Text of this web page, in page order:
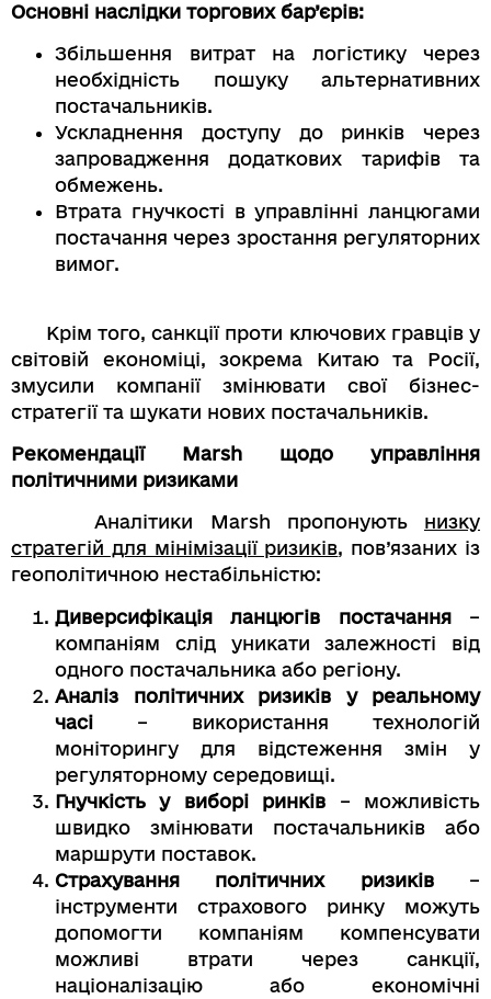
Основні наслідки торгових бар’єрів:
Збільшення витрат на логістику через
необхідність пошуку альтернативних
постачальників.
Ускладнення доступу до ринків через
запровадження додаткових тарифів та
обмежень.
Втрата гнучкості в управлінні ланцюгами
постачання через зростання регуляторних
вимог.
Крім того, санкції проти ключових гравців у
світовій економіці, зокрема Китаю та Росії,
змусили компанії змінювати свої бізнес-
стратегії та шукати нових постачальників.
Рекомендації Marsh щодо управління
політичними ризиками
Аналітики Marsh пропонують низку
стратегій для мінімізації ризиків, пов’язаних із
геополітичною нестабільністю:
Диверсифікація ланцюгів постачання–
компаніям слід уникати залежності від
одного постачальника або регіону.
Аналіз політичних ризиків у реальному
часі – використання технологій
моніторингу для відстеження змін у
регуляторному середовищі.
Гнучкість у виборі ринків – можливість
швидко змінювати постачальників або
маршрути поставок.
Страхування політичних ризиків–
інструменти страхового ринку можуть
допомогти компаніям компенсувати
можливі втрати через санкції,
націоналізацію або економічні